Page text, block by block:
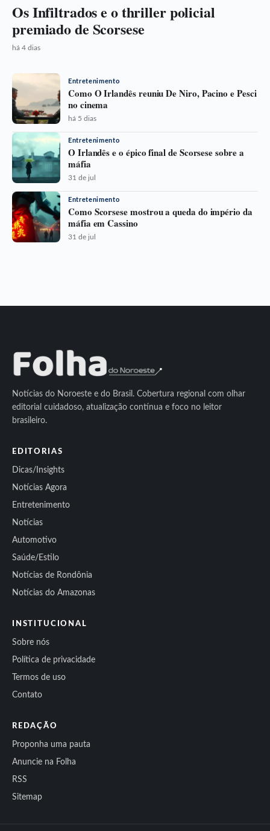
Os Infiltrados e o thriller policial
premiado de Scorsese
há 4 dias
Entretenimento
Como O Irlandês reuniu De Niro, Pacino e Pesci
no cinema
há 5 dias
Entretenimento
O Irlandês e o épico final de Scorsese sobre a
máfia
31 de jul
Entretenimento
Como Scorsese mostrou a queda do império da
máfia em Cassino
31 de jul
Notícias do Noroeste e do Brasil. Cobertura regional com olhar
editorial cuidadoso, atualização contínua e foco no leitor
brasileiro.
EDITORIAS
Dicas/Insights
Notícias Agora
Entretenimento
Notícias
Automotivo
Saúde/Estilo
Notícias de Rondônia
Notícias do Amazonas
INSTITUCIONAL
Sobre nós
Política de privacidade
Termos de uso
Contato
REDAÇÃO
Proponha uma pauta
Anuncie na Folha
RSS
Sitemap